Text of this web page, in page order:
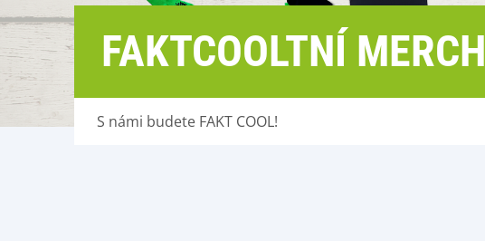
FAKTCOOLTNÍ MERCH
S námi budete FAKT COOL!